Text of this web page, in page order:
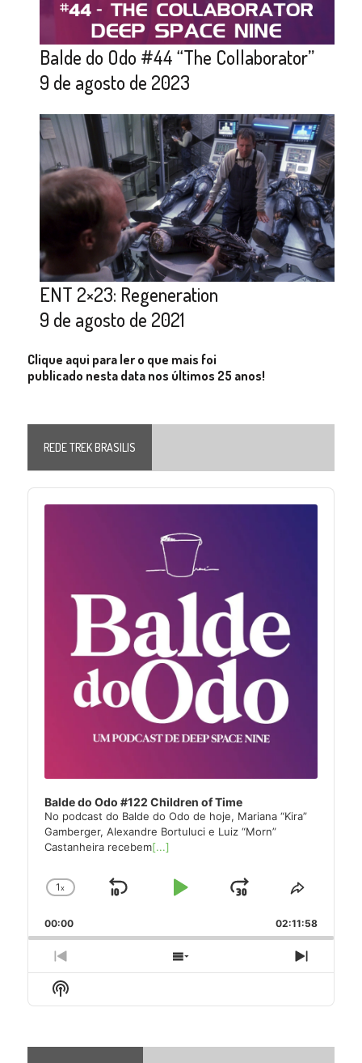
Balde do Odo #44 “The Collaborator”
9 de agosto de 2023
ENT 2×23: Regeneration
9 de agosto de 2021
Clique aqui para ler o que mais foi
publicado nesta data nos últimos 25 anos!
REDE TREK BRASILIS
Audio
Player
Balde do Odo #122 Children of Time
No podcast do Balde do Odo de hoje, Mariana “Kira”
Gamberger, Alexandre Bortuluci e Luiz “Morn”
Castanheira recebem[...]
Change
Rate
1x
Skip
Play
Jump
Forward
Share
Episode
00:00 02:11:58
Previous
Episode
Show
Episodes
Next
Episode
Show
Podcast